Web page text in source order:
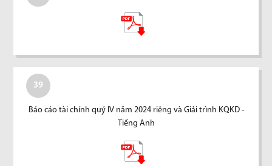
39
Báo cáo tài chính quý IV năm 2024 riêng và Giải trình KQKD -
Tiếng Anh